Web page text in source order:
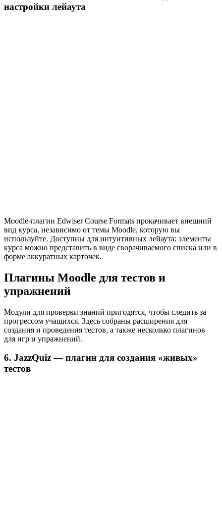
настройки лейаута
Moodle-плагин Edwiser Course Formats прокачивает внешний
вид курса, независимо от темы Moodle, которую вы
используйте. Доступны для интуитивных лейаута: элементы
курса можно представить в виде сворачиваемого списка или в
форме аккуратных карточек.
Плагины Moodle для тестов и
упражнений
Модули для проверки знаний пригодятся, чтобы следить за
прогрессом учащихся. Здесь собраны расширения для
создания и проведения тестов, а также несколько плагинов
для игр и упражнений.
6. JazzQuiz — плагин для создания «живых»
тестов